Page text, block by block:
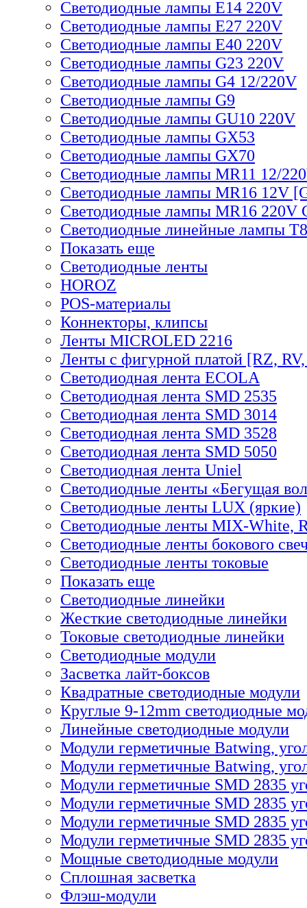
Светодиодные лампы E14 220V
Светодиодные лампы E27 220V
Светодиодные лампы E40 220V
Светодиодные лампы G23 220V
Светодиодные лампы G4 12/220V
Светодиодные лампы G9
Светодиодные лампы GU10 220V
Светодиодные лампы GX53
Светодиодные лампы GX70
Светодиодные лампы MR11 12/
Светодиодные лампы MR16 12V
Светодиодные лампы MR16 220V
Светодиодные линейные лампы T8
Показать еще
Светодиодные ленты
HOROZ
POS-материалы
Коннекторы, клипсы
Ленты MICROLED 2216
Ленты с фигурной платой [RZ,
Светодиодная лента ECOLA
Светодиодная лента SMD 2535
Светодиодная лента SMD 3014
Светодиодная лента SMD 3528
Светодиодная лента SMD 5050
Светодиодная лента Uniel
Светодиодные ленты «Бегущая
Светодиодные ленты LUX (яркие)
Светодиодные ленты MIX-White,
Светодиодные ленты бокового
Светодиодные ленты токовые
Показать еще
Светодиодные линейки
Жесткие светодиодные линейки
Токовые светодиодные линейки
Светодиодные модули
Засветка лайт-боксов
Квадратные светодиодные модули
Круглые 9-12mm светодиодные
Линейные светодиодные модули
Модули герметичные Batwing,
Модули герметичные Batwing,
Модули герметичные SMD 2835
Модули герметичные SMD 2835
Модули герметичные SMD 2835
Модули герметичные SMD 2835
Мощные светодиодные модули
Сплошная засветка
Флэш-модули